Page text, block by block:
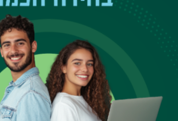
אור על הצומת שבין תקשורת, אמון
הפרופסוריות מינה טייכר וחמוטל סלובין
עם חוקרים גרמנים ממרכז המחקר
הנוגעים למרחב וזמן ברשתות נוירונים.
ביותר במדעי המוח: כיצד המוח מייצר
דור חדש של רשתות עצביות מלאכותיות